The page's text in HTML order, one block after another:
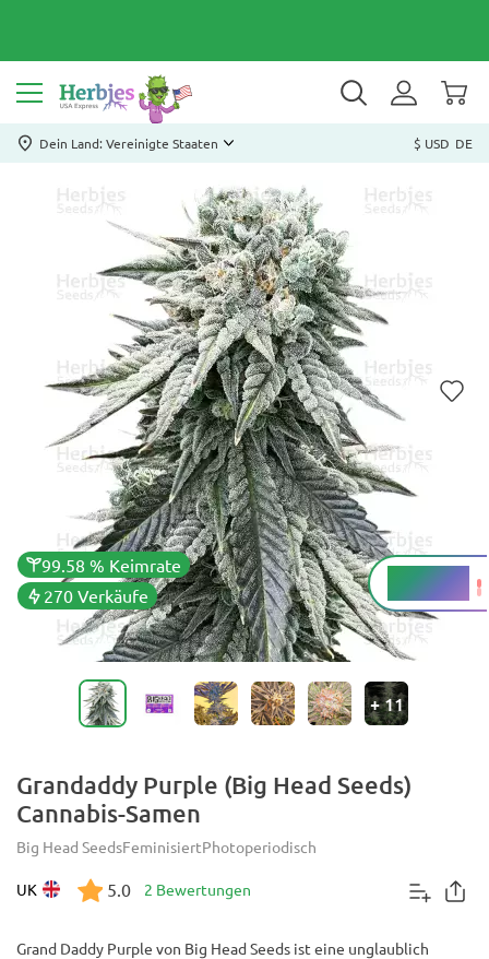
Dein Land: Vereinigte Staaten $ USD DE
99.58 % Keimrate
270 Verkäufe
20 - 23 %
THC
+11
Grandaddy Purple (Big Head Seeds)
Cannabis-Samen
Big Head SeedsFeminisiertPhotoperiodisch
UK 5.0 2 Bewertungen
Grand Daddy Purple von Big Head Seeds ist eine unglaublich